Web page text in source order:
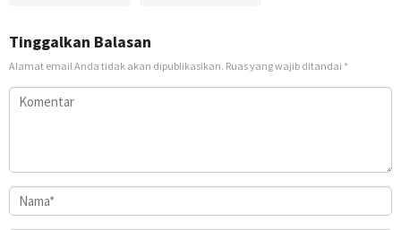
Tinggalkan Balasan
Alamat email Anda tidak akan dipublikasikan. Ruas yang wajib ditandai *